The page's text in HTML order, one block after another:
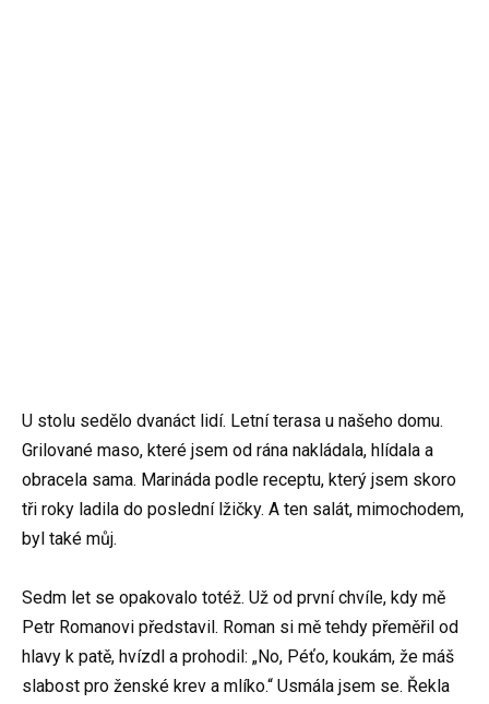
U stolu sedělo dvanáct lidí. Letní terasa u našeho domu.
Grilované maso, které jsem od rána nakládala, hlídala a
obracela sama. Marináda podle receptu, který jsem skoro
tři roky ladila do poslední lžičky. A ten salát, mimochodem,
byl také můj.
Sedm let se opakovalo totéž. Už od první chvíle, kdy mě
Petr Romanovi představil. Roman si mě tehdy přeměřil od
hlavy k patě, hvízdl a prohodil: „No, Péťo, koukám, že máš
slabost pro ženské krev a mlíko.“ Usmála jsem se. Řekla